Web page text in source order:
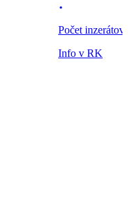
Počet inzerátov
Info v RK